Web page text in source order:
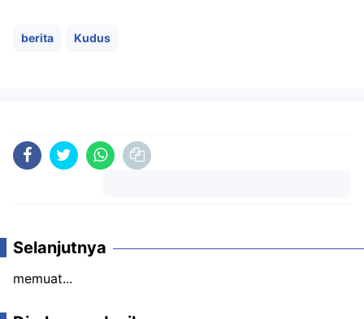
berita Kudus
Selanjutnya
memuat...